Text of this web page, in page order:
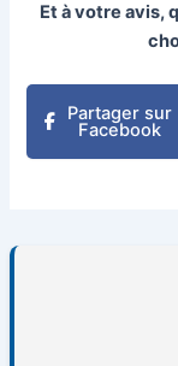
Et à votre avis,
Partager sur
Facebook